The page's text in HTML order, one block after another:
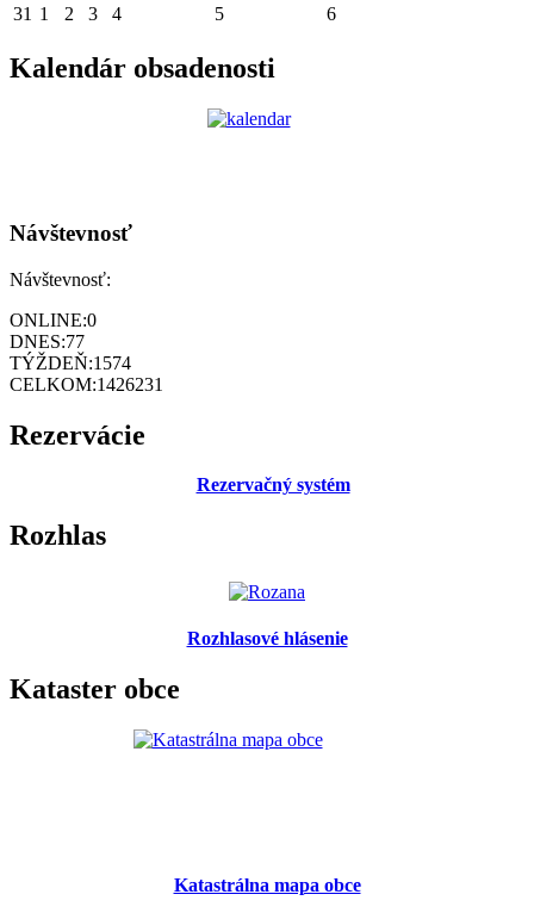
31 1 2 3 4 5 6
Kalendár obsadenosti
Návštevnosť
Návštevnosť:
ONLINE:0
DNES:77
TÝŽDEŇ:1574
CELKOM:1426231
Rezervácie
Rezervačný systém
Rozhlas
Rozhlasové hlásenie
Kataster obce
Katastrálna mapa obce